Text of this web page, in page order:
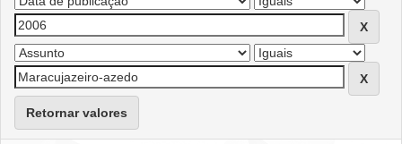
Retornar valores